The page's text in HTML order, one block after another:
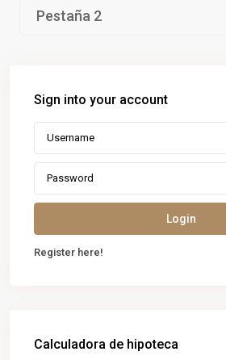
Pestaña 2
Sign into your account
Login
Register here!
Calculadora de hipoteca